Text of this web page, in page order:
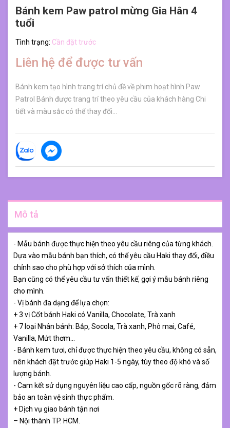
Bánh kem Paw patrol mừng Gia Hân 4
tuổi
Tình trạng: Cần đặt trước
Liên hệ để được tư vấn
Bánh kem tạo hình trang trí chủ đề về phim hoạt hình Paw
Patrol Bánh được trang trí theo yêu cầu của khách hàng Chi
tiết và màu sắc có thể thay đổi...
Mô tả
- Mẫu bánh được thực hiện theo yêu cầu riêng của từng khách.
Dựa vào mẫu bánh bạn thích, có thể yêu cầu Haki thay đổi, điều
chỉnh sao cho phù hợp với sở thích của mình.
Bạn cũng có thể yêu cầu tư vấn thiết kế, gợi ý mẫu bánh riêng
cho mình.
- Vị bánh đa dạng để lựa chọn:
+ 3 vị Cốt bánh Haki có Vanilla, Chocolate, Trà xanh
+ 7 loại Nhân bánh: Bắp, Socola, Trà xanh, Phô mai, Café,
Vanilla, Mứt thơm…
- Bánh kem tươi, chỉ được thực hiện theo yêu cầu, không có sẵn,
nên khách đặt trước giúp Haki 1-5 ngày, tùy theo độ khó và số
lượng bánh.
- Cam kết sử dụng nguyên liệu cao cấp, nguồn gốc rõ ràng, đảm
bảo an toàn vệ sinh thực phẩm.
+ Dịch vụ giao bánh tận nơi
– Nội thành TP. HCM.